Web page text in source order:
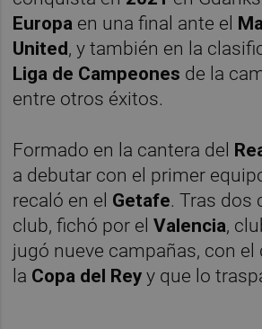
Europa en una final ante el
United, y también en la
Liga de Campeones de la
entre otros éxitos.
Formado en la cantera del
a debutar con el primer
recaló en el Getafe. Tras dos
club, fichó por elValencia,
jugó nueve campañas, con
la Copa del Rey y que lo